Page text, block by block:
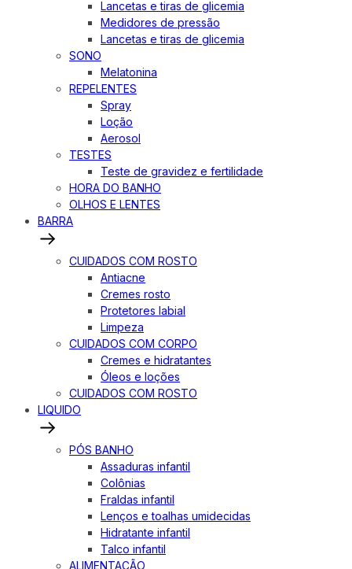
Lancetas e tiras de glicemia
Medidores de pressão
Lancetas e tiras de glicemia
SONO
Melatonina
REPELENTES
Spray
Loção
Aerosol
TESTES
Teste de gravidez e fertilidade
HORA DO BANHO
OLHOS E LENTES
BARRA
CUIDADOS COM ROSTO
Antiacne
Cremes rosto
Protetores labial
Limpeza
CUIDADOS COM CORPO
Cremes e hidratantes
Óleos e loções
CUIDADOS COM ROSTO
LIQUIDO
PÓS BANHO
Assaduras infantil
Colônias
Fraldas infantil
Lenços e toalhas umidecidas
Hidratante infantil
Talco infantil
ALIMENTAÇÃO